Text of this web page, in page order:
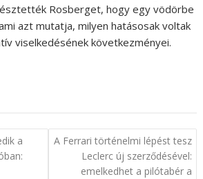
Rosberget, hogy egy vödörbe
azt mutatja, milyen hatásosak voltak
viselkedésének következményei.
a
A Ferrari történelmi lépést tesz
Leclerc új szerződésével:
emelkedhet a pilótabér a